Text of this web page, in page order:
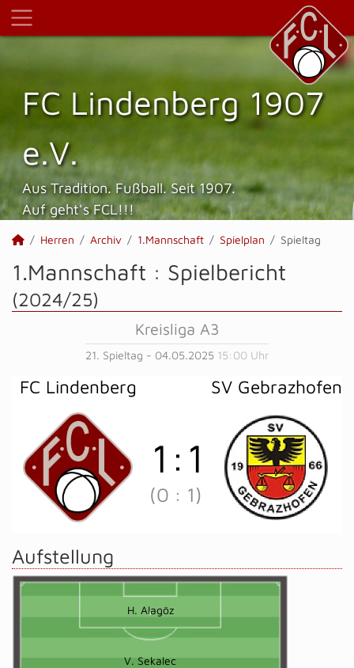
FC Lindenberg 1907
e.V.
Aus Tradition. Fußball. Seit 1907.
Auf geht's FCL!!!
Herren Archiv 1.Mannschaft Spielplan Spieltag
1.Mannschaft : Spielbericht
(2024/25)
Kreisliga A3
21. Spieltag - 04.05.2025 15:00 Uhr
FC Lindenberg SV Gebrazhofen
1 : 1
(0 : 1)
Aufstellung
H. Alagöz
V. Sekalec